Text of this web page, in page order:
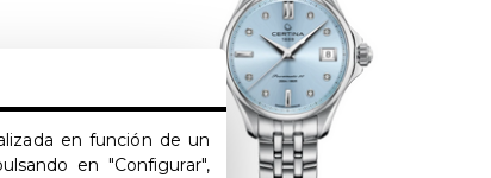
en función de un
en "Configurar",